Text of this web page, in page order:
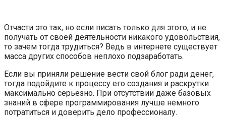
Отчасти это так, но если писать только для этого, и не
получать от своей деятельности никакого удовольствия,
то зачем тогда трудиться? Ведь в интернете существует
масса других способов неплохо подзаработать.
Если вы приняли решение вести свой блог ради денег,
тогда подойдите к процессу его создания и раскрутки
максимально серьезно. При отсутствии даже базовых
знаний в сфере программирования лучше немного
потратиться и доверить дело профессионалу.